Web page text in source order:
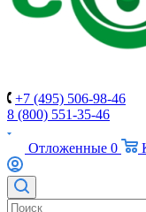
+7 (495) 506-98-46
8 (800) 551-35-46
Отложенные 0